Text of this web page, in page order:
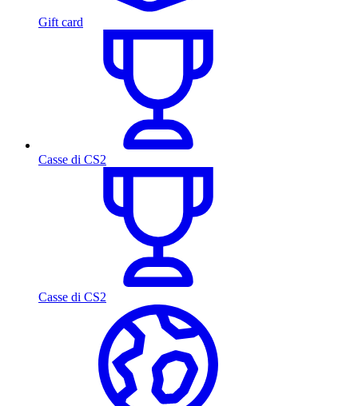
Gift card
Casse di CS2
Casse di CS2